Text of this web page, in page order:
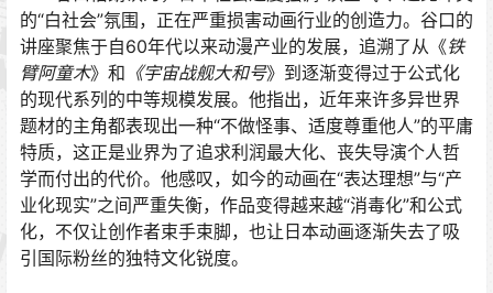
的“白社会”氛围，正在严重损害动画行业的创造力。谷口的
讲座聚焦于自60年代以来动漫产业的发展，追溯了从《铁
臂阿童木》和 《宇宙战舰大和号》到逐渐变得过于公式化
的现代系列的中等规模发展。他指出，近年来许多异世界
题材的主角都表现出一种“不做怪事、适度尊重他人”的平庸
特质，这正是业界为了追求利润最大化、丧失导演个人哲
学而付出的代价。他感叹，如今的动画在“表达理想”与“产
业化现实”之间严重失衡，作品变得越来越“消毒化”和公式
化，不仅让创作者束手束脚，也让日本动画逐渐失去了吸
引国际粉丝的独特文化锐度。